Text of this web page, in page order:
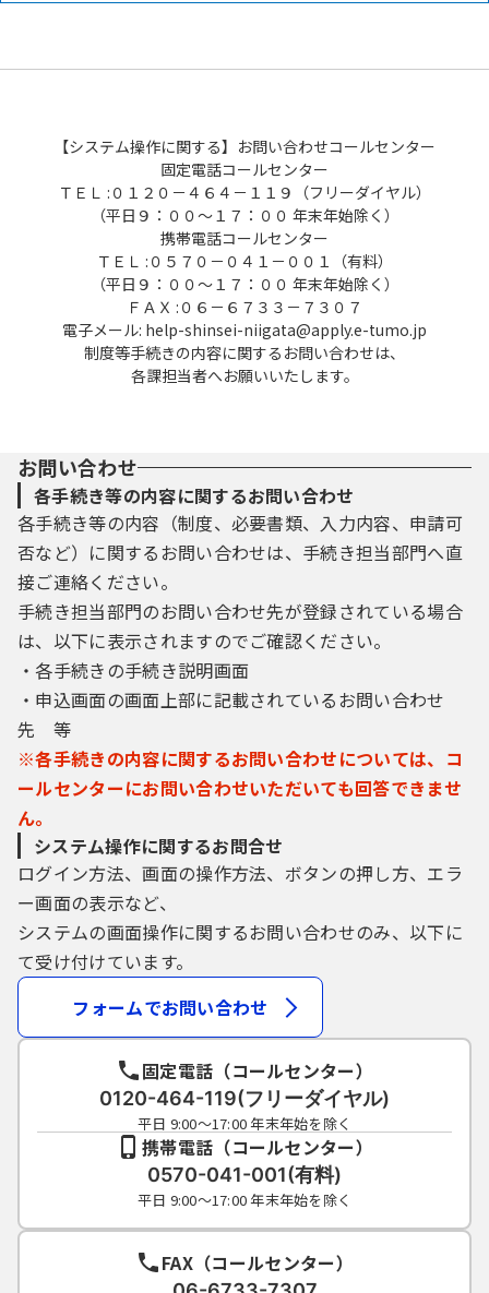
【システム操作に関する】お問い合わせコールセンター
固定電話コールセンター
ＴＥＬ :０１２０－４６４－１１９（フリーダイヤル）
（平日９：００～１７：００ 年末年始除く）
携帯電話コールセンター
ＴＥＬ :０５７０－０４１－００１（有料）
（平日９：００～１７：００ 年末年始除く）
ＦＡＸ :０６－６７３３－７３０７
電子メール: help-shinsei-niigata@apply.e-tumo.jp
制度等手続きの内容に関するお問い合わせは、
各課担当者へお願いいたします。
お問い合わせ
各手続き等の内容に関するお問い合わせ
各手続き等の内容（制度、必要書類、入力内容、申請可
否など）に関するお問い合わせは、手続き担当部門へ直
接ご連絡ください。
手続き担当部門のお問い合わせ先が登録されている場合
は、以下に表示されますのでご確認ください。
・各手続きの手続き説明画面
・申込画面の画面上部に記載されているお問い合わせ
先 等
※各手続きの内容に関するお問い合わせについては、コ
ールセンターにお問い合わせいただいても回答できませ
ん。
システム操作に関するお問合せ
ログイン方法、画面の操作方法、ボタンの押し方、エラ
ー画面の表示など、
システムの画面操作に関するお問い合わせのみ、以下に
て受け付けています。
フォームでお問い合わせ
固定電話（コールセンター）
0120-464-119(フリーダイヤル)
平日 9:00～17:00 年末年始を除く
携帯電話（コールセンター）
0570-041-001(有料)
平日 9:00～17:00 年末年始を除く
FAX（コールセンター）